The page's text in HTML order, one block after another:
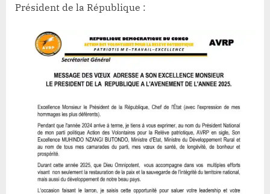
Président de la République :